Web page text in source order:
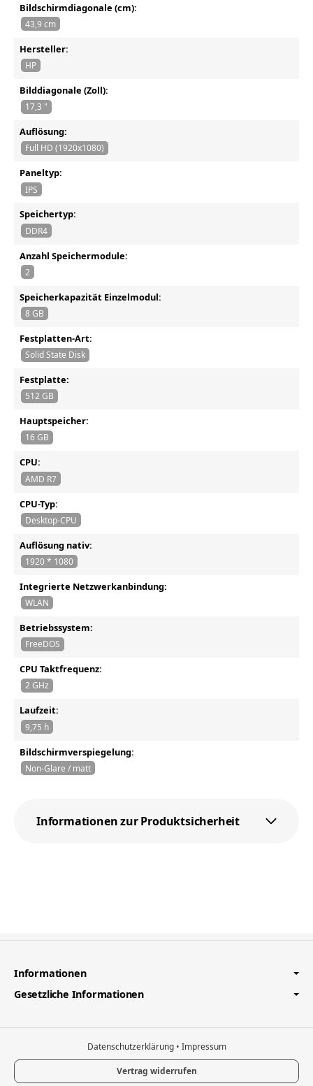
Bildschirmdiagonale (cm):
43,9 cm
Hersteller:
HP
Bilddiagonale (Zoll):
17,3 "
Auflösung:
Full HD (1920x1080)
Paneltyp:
IPS
Speichertyp:
DDR4
Anzahl Speichermodule:
2
Speicherkapazität Einzelmodul:
8 GB
Festplatten-Art:
Solid State Disk
Festplatte:
512 GB
Hauptspeicher:
16 GB
CPU:
AMD R7
CPU-Typ:
Desktop-CPU
Auflösung nativ:
1920 * 1080
Integrierte Netzwerkanbindung:
WLAN
Betriebssystem:
FreeDOS
CPU Taktfrequenz:
2 GHz
Laufzeit:
9,75 h
Bildschirmverspiegelung:
Non-Glare / matt
Informationen zur Produktsicherheit
Informationen
Gesetzliche Informationen
Datenschutzerklärung • Impressum
Vertrag widerrufen